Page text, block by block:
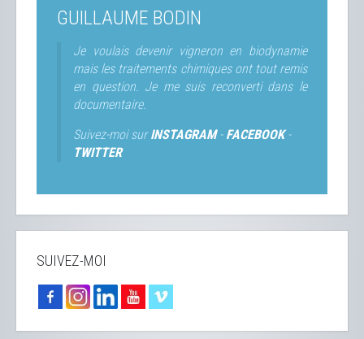
GUILLAUME BODIN
Je voulais devenir vigneron en biodynamie
mais les traitements chimiques ont tout remis
en question. Je me suis reconverti dans le
documentaire.
Suivez-moi surINSTAGRAM- FACEBOOK-
TWITTER
SUIVEZ-MOI